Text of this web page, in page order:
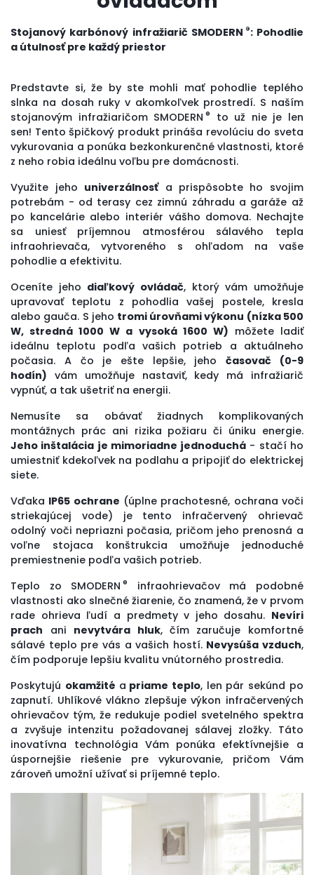
Stojanový karbónový infražiarič SMODERN ®: Pohodlie
a útulnosť pre každý priestor
Predstavte si, že by ste mohli mať pohodlie teplého
slnka na dosah ruky v akomkoľvek prostredí. S naším
stojanovým infražiaričom SMODERN ®
to už nie je len
sen! Tento špičkový produkt prináša revolúciu do sveta
vykurovania a ponúka bezkonkurenčné vlastnosti, ktoré
z neho robia ideálnu voľbu pre domácnosti.
Využite jeho univerzálnosťa prispôsobte ho svojim
potrebám - od terasy cez zimnú záhradu a garáže až
po kancelárie alebo interiér vášho domova. Nechajte
sa uniesť príjemnou atmosférou sálavého tepla
infraohrievača, vytvoreného s ohľadom na vaše
pohodlie a efektivitu.
Oceníte jeho diaľkový ovládač, ktorý vám umožňuje
upravovať teplotu z pohodlia vašej postele, kresla
alebo gauča. S jeho tromi úrovňami výkonu (nízka 500
W, stredná 1000 W a vysoká 1600 W) môžete ladiť
ideálnu teplotu podľa vašich potrieb a aktuálneho
počasia. A čo je ešte lepšie, jehočasovač (0-9
hodín) vám umožňuje nastaviť, kedy má infražiarič
vypnúť, a tak ušetriť na energii.
Nemusíte sa obávať žiadnych komplikovaných
montážnych prác ani rizika požiaru či úniku energie.
Jeho inštalácia je mimoriadne jednoduchá - stačí ho
umiestniť kdekoľvek na podlahu a pripojiť do elektrickej
siete.
Vďaka IP65 ochrane (úplne prachotesné, ochrana voči
striekajúcej vode) je tento infračervený ohrievač
odolný voči nepriazni počasia, pričom jeho prenosná a
voľne stojaca konštrukcia umožňuje jednoduché
premiestnenie podľa vašich potrieb.
Teplo zo SMODERN ®
infraohrievačov má podobné
vlastnosti ako slnečné žiarenie, čo znamená, že v prvom
rade ohrieva ľudí a predmety v jeho dosahu. Nevíri
prach ani nevytvára hluk, čím zaručuje komfortné
sálavé teplo pre vás a vašich hostí. Nevysúša vzduch,
čím podporuje lepšiu kvalitu vnútorného prostredia.
Poskytujú okamžité a priame teplo, len pár sekúnd po
zapnutí. Uhlíkové vlákno zlepšuje výkon infračervených
ohrievačov tým, že redukuje podiel svetelného spektra
a zvyšuje intenzitu požadovanej sálavej zložky. Táto
inovatívna technológia Vám ponúka efektívnejšie a
úspornejšie riešenie pre vykurovanie, pričom Vám
zároveň umožní užívať si príjemné teplo.